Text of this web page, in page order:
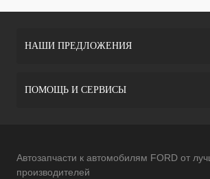
НАШИ ПРЕДЛОЖЕНИЯ
ПОМОЩЬ И СЕРВИСЫ
Автозапчасти к автомобилям FORD от
производителей